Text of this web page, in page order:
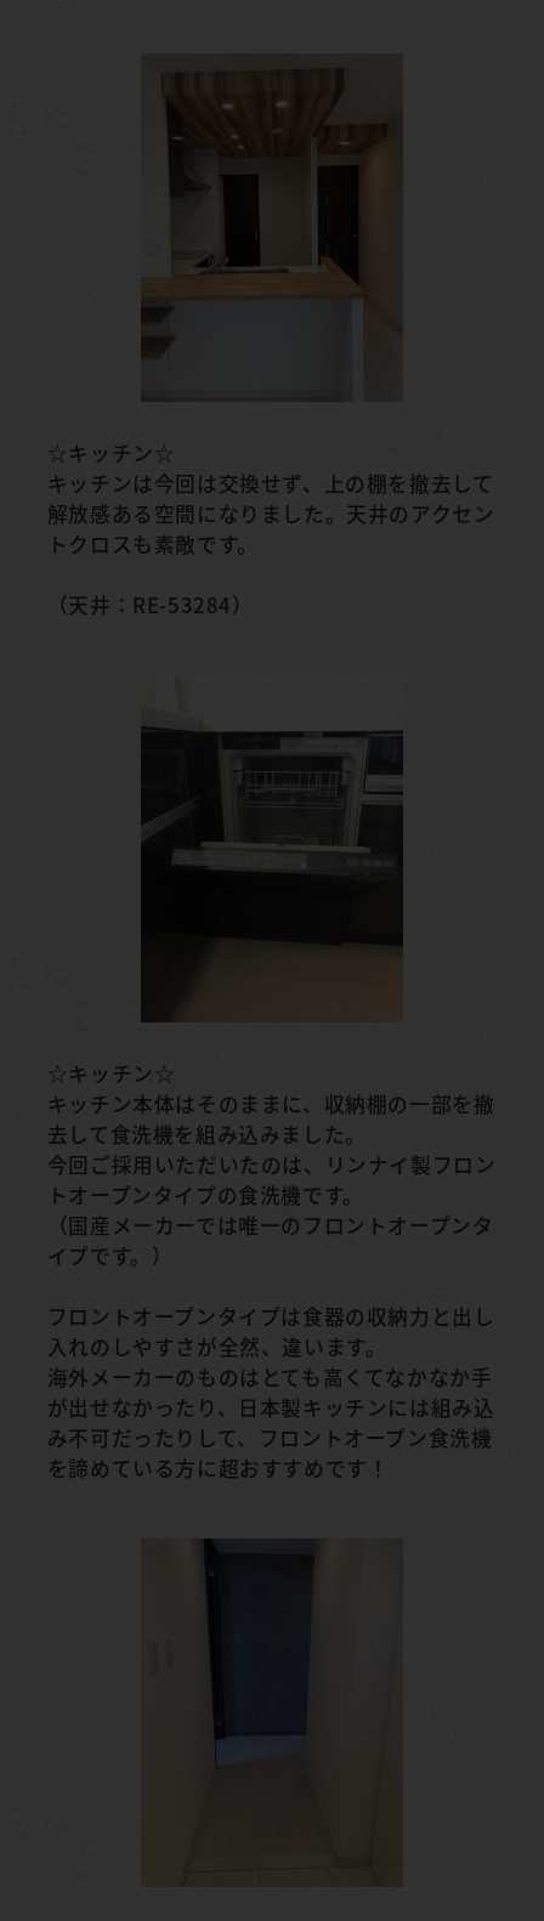
☆キッチン☆
キッチンは今回は交換せず、上の棚を撤去して
解放感ある空間になりました。天井のアクセン
トクロスも素敵です。
（天井：RE-53284）
☆キッチン☆
キッチン本体はそのままに、収納棚の一部を撤
去して食洗機を組み込みました。
今回ご採用いただいたのは、リンナイ製フロン
トオープンタイプの食洗機です。
（国産メーカーでは唯一のフロントオープンタ
イプです。）
フロントオープンタイプは食器の収納力と出し
入れのしやすさが全然、違います。
海外メーカーのものはとても高くてなかなか手
が出せなかったり、日本製キッチンには組み込
み不可だったりして、フロントオープン食洗機
を諦めている方に超おすすめです！